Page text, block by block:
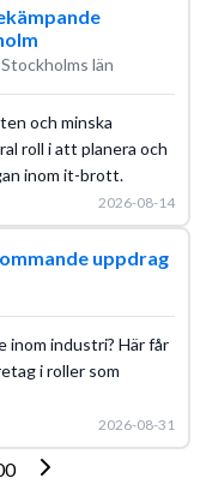
län
och minska
roll i att planera och
inom it-brott.
2026-08-14
uppdrag
industri? Här får
i roller som
2026-08-31